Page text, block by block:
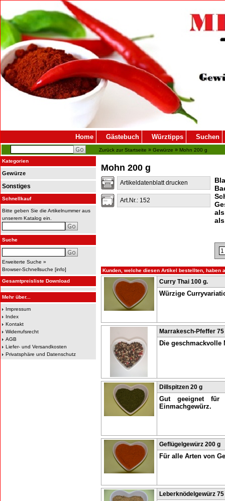
Home Gästebuch Würztipps Suchen
Zurück zur Startseite » Gewürze » Mohn 200 g
Kategorien
Gewürze
Sonstiges
Schnellkauf
Bitte geben Sie die Artikelnummer aus
unserem Katalog ein.
Suche
Erweiterte Suche »
Browser-Schnellsuche [info]
Gesamtpreisliste Download
Mehr über...
Impressum
Index
Kontakt
Widerrufsrecht
AGB
Liefer- und Versandkosten
Privatsphäre und Datenschutz
Mohn 200 g
Artikeldatenblatt drucken
Art.Nr.: 152
Kunden, welche diesen Artikel bestellten, haben
Curry Thai 100 g.
Würzige
Marrakesch-Pfeffer 75
Die
Dillspitzen 20 g
Gut geeignet für
Einmachgewürz.
Geflügelgewürz 200 g
Für alle Arten von
Leberknödelgewürz 75